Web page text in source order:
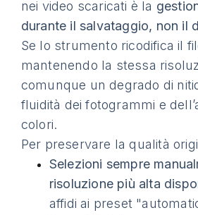
nei video scaricati è la
durante il salvataggio, non il
Se lo strumento ricodifica il
mantenendo la stessa
comunque un degrado di
fluidità dei fotogrammi e
colori.
Per preservare la qualità
Selezioni sempre
risoluzione più alta
affidi ai preset